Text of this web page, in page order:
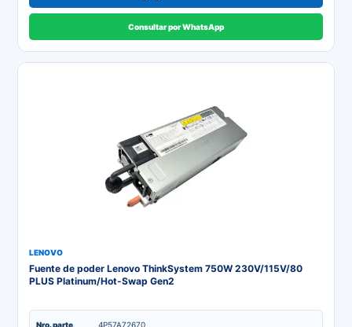
Consultar por WhatsApp
LENOVO
Fuente de poder Lenovo ThinkSystem 750W 230V/115V/80
PLUS Platinum/Hot-Swap Gen2
Nro. parte
4P57A72670